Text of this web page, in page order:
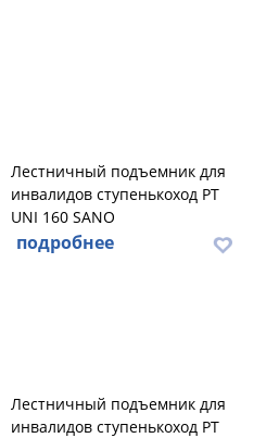
Лестничный подъемник для
инвалидов ступенькоход PT
UNI 160 SANO
подробнее
Лестничный подъемник для
инвалидов ступенькоход PT